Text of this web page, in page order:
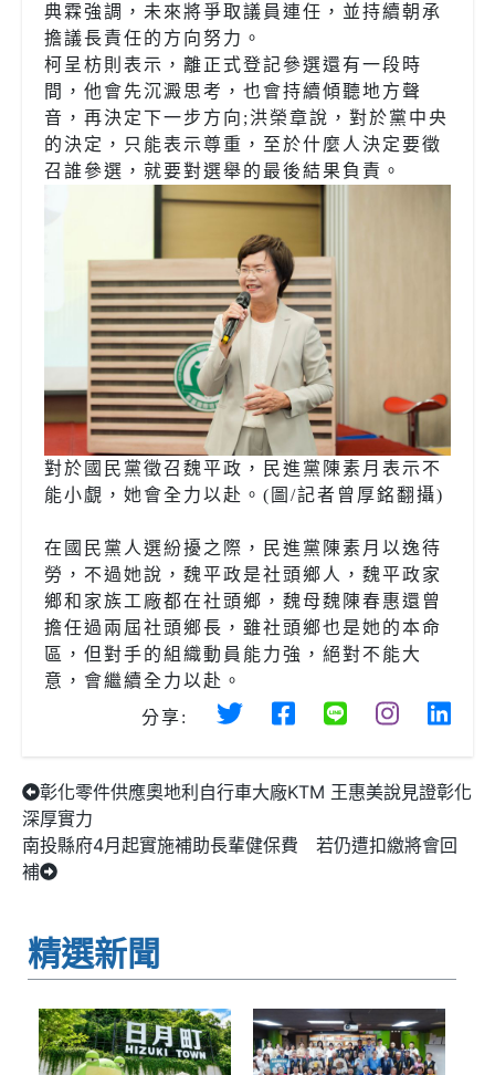
典霖強調，未來將爭取議員連任，並持續朝承
擔議長責任的方向努力。
柯呈枋則表示，離正式登記參選還有一段時
間，他會先沉澱思考，也會持續傾聽地方聲
音，再決定下一步方向;洪榮章說，對於黨中央
的決定，只能表示尊重，至於什麼人決定要徵
召誰參選，就要對選舉的最後結果負責。
對於國民黨徵召魏平政，民進黨陳素月表示不
能小覷，她會全力以赴。(圖/記者曾厚銘翻攝)
在國民黨人選紛擾之際，民進黨陳素月以逸待
勞，不過她說，魏平政是社頭鄉人，魏平政家
鄉和家族工廠都在社頭鄉，魏母魏陳春惠還曾
擔任過兩屆社頭鄉長，雖社頭鄉也是她的本命
區，但對手的組織動員能力強，絕對不能大
意，會繼續全力以赴。
分享:
彰化零件供應奧地利自行車大廠KTM 王惠美說見證彰化
深厚實力
南投縣府4月起實施補助長輩健保費 若仍遭扣繳將會回
補
精選新聞